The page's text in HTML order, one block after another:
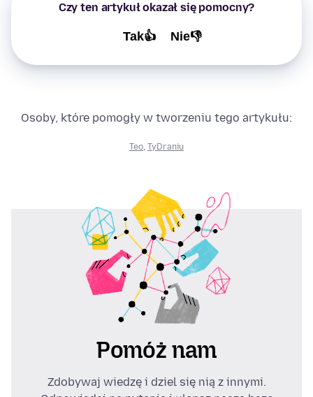
Czy ten artykuł okazał się pomocny?
Tak👍 Nie👎
Osoby, które pomogły w tworzeniu tego artykułu:
Teo, TyDraniu
Pomóż nam
Zdobywaj wiedzę i dziel się nią z innymi.